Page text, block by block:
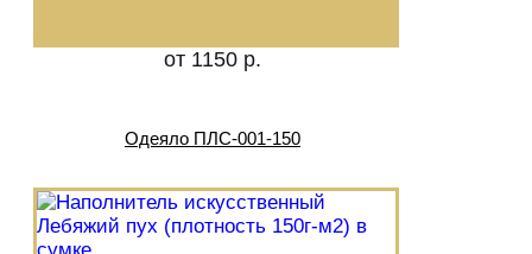
от 1150 р.
Одеяло ПЛС-001-150